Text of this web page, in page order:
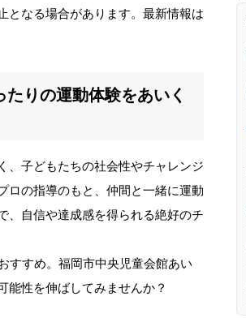
となる場合があります。最新情報は
りの運動体験をあいく
、子どもたちの社会性やチャレンジ
ロの指導のもと、仲間と一緒に運動
、自信や達成感を得られる絶好のチ
すすめ。福岡市中央児童会館あい
能性を伸ばしてみませんか？